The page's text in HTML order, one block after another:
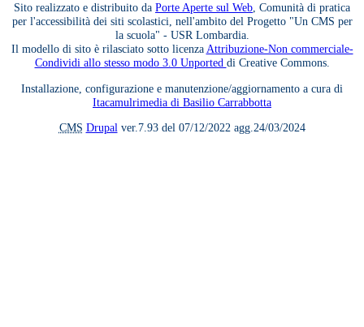
Sito realizzato e distribuito da Porte Aperte sul Web , Comunità di pratica
per l'accessibilità dei siti scolastici, nell'ambito del Progetto "Un CMS per
la scuola" - USR Lombardia.
Il modello di sito è rilasciato sotto licenza Attribuzione-Non commerciale-
Condividi allo stesso modo 3.0 Unported di Creative Commons.
Installazione, configurazione e manutenzione/aggiornamento a cura di
Itacamulrimedia di Basilio Carrabbotta
CMS Drupal ver.7.93 del 07/12/2022 agg.24/03/2024